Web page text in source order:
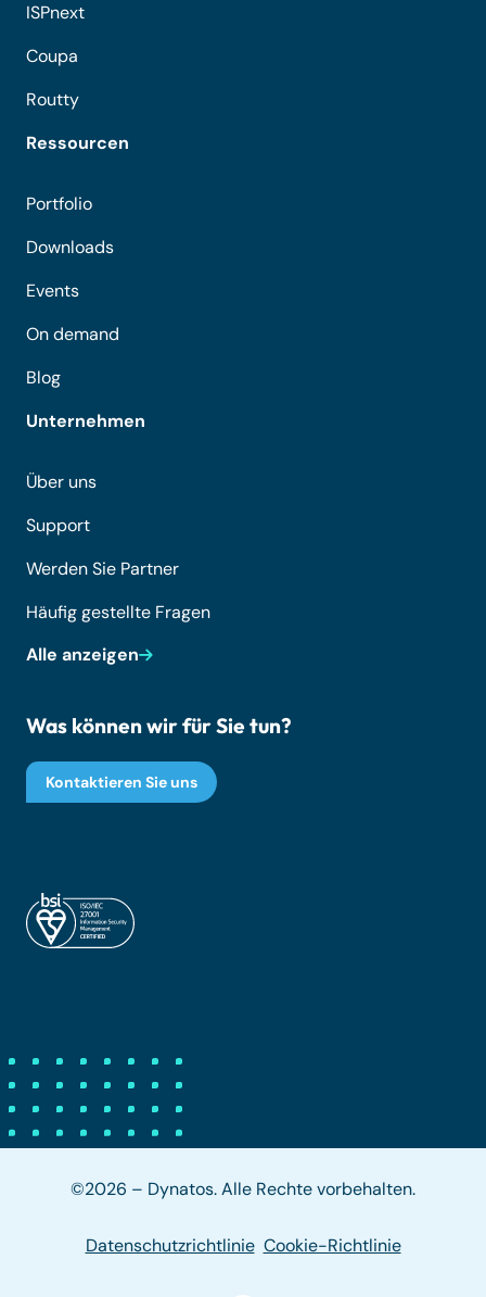
ISPnext
Coupa
Routty
Ressourcen
Portfolio
Downloads
Events
On demand
Blog
Unternehmen
Über uns
Support
Werden Sie Partner
Häufig gestellte Fragen
Alle anzeigen
Was können wir für Sie tun?
Kontaktieren Sie uns
©2026 – Dynatos. Alle Rechte vorbehalten.
Datenschutzrichtlinie Cookie-Richtlinie